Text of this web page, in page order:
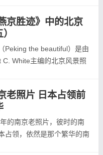
方标有题名，照片四周都有
。本书前有胡适先生的介
上海商务印书馆出版，中
本。小编将此书中的70多...
京胜迹》中的北京
Peking the beautiful）是由
C. White主编的北京风景照
方标有题名，照片四周都有
。本书前有胡适先生的介
上海商务印书馆出版，中
本。小编将此书中的70多...
老照片 日本占领前
的南京老照片，彼时的南
占领，依然是那个繁华的南